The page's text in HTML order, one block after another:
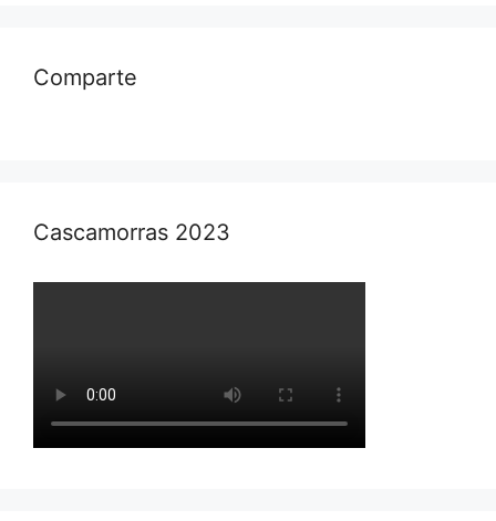
Comparte
Cascamorras 2023